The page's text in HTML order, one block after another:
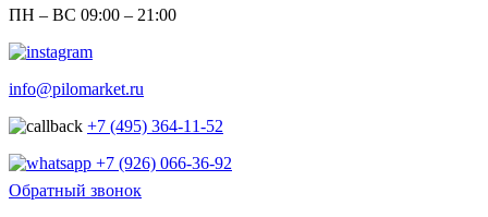
ПН – ВС 09:00 – 21:00
info@pilomarket.ru
+7 (495) 364-11-52
+7 (926) 066-36-92
Обратный звонок